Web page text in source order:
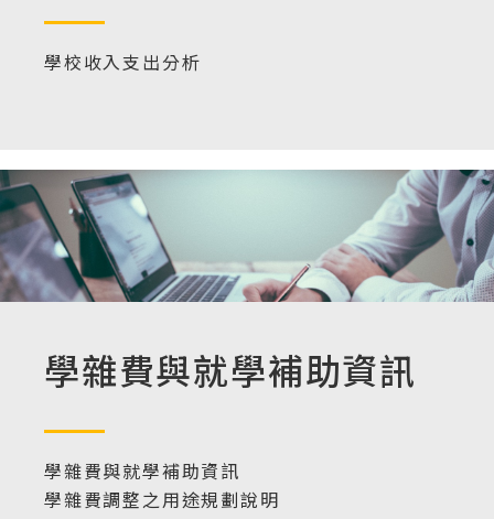
學校收入支出分析
學雜費與就學補助資訊
學雜費與就學補助資訊
學雜費調整之用途規劃說明